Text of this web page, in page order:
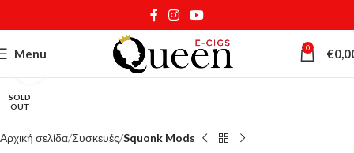
Menu 0 €
SOLD
OUT
Κάντε κλικ για μεγέθυνση
Αρχική σελίδα Συσκευές Squonk Mods